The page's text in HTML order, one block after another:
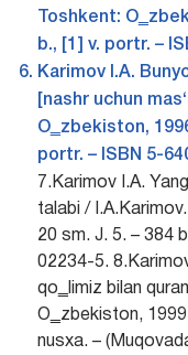
Toshkent:
b., [1] v. portr. –
Karimov I.A.
[nashr uchun
O‗zbekiston,
portr. – ISBN 5-
7.Karimov I.A.
talabi /
20 sm. J. 5. – 384
02234-5.
qo‗limiz bilan
O‗zbekiston,
nusxa. –